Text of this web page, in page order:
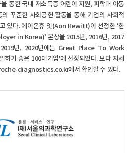
통한 국내 저소득층 어린이 지원, 피학대 아동
꾸준한 사회공헌 활동을 통해 기업의 사회적
있다. 에이온휴 잇(Aon Hewitt)이 선정한 ‘한
in Korea)’ 본상을 2015년, 2016년, 2017
2019년, 2020년에는 Great Place To Work
기 좋은 100대기업’에 선정되었다. 보다 자세
diagnostics.co.kr에서 확인할 수 있다.